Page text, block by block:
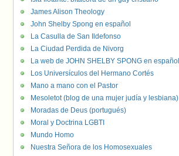
James Alison Theology
John Shelby Spong en español
La Casulla de San Ildefonso
La Ciudad Perdida de Nivorg
La web de JOHN SHELBY SPONG en español
Los Universículos del Hermano Cortés
Mano a mano con el Pastor
Mesoletot (blog de una mujer judía y lesbiana)
Moradas de Deus (portugués)
Moral y Doctrina LGBTI
Mundo Homo
Nuestra Señora de los Homosexuales